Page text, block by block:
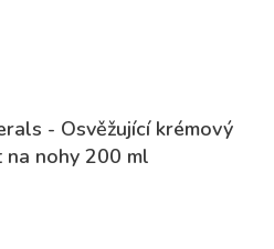
- Osvěžující krémový
nohy 200 ml